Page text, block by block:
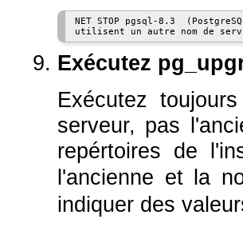
NET STOP pgsql-8.3  (
Exécutez
Exécutez
serveur, pas
repértoires de
l'ancienne et la
indiquer des